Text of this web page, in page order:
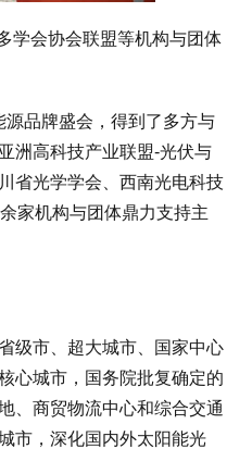
学会协会联盟等机构与团体
品牌盛会，得到了多方与
洲高科技产业联盟-光伏与
省光学学会、西南光电科技
家机构与团体鼎力支持主
级市、超大城市、国家中心
心城市，国务院批复确定的
、商贸物流中心和综合交通
市，深化国内外太阳能光